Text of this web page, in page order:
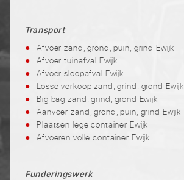
Transport
Afvoer zand, grond, puin, grind Ewijk
Afvoer tuinafval Ewijk
Afvoer sloopafval Ewijk
Losse verkoop zand, grind, grond Ewijk
Big bag zand, grind, grond Ewijk
Aanvoer zand, grond, puin, grind Ewijk
Plaatsen lege container Ewijk
Afvoeren volle container Ewijk
Funderingswerk